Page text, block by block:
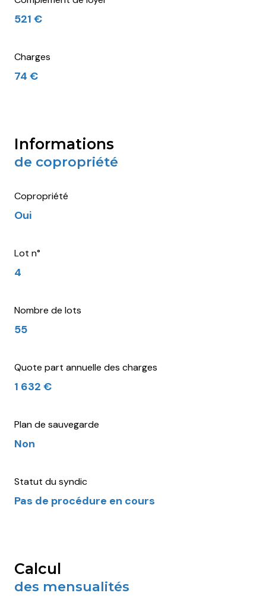
521 €
Charges
74 €
informations
de copropriété
Copropriété
Oui
Lot n°
4
Nombre de lots
55
Quote part annuelle des charges
1 632 €
Plan de sauvegarde
Non
Statut du syndic
Pas de procédure en cours
calcul
des mensualités